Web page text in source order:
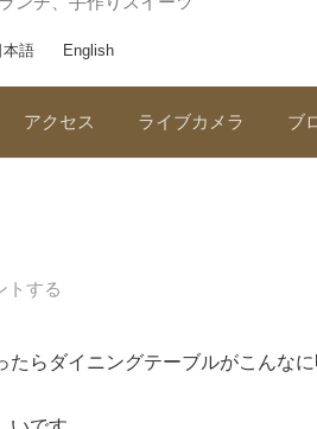
本語 English
アクセス ライブカメラ ブ
トする
らダイニングテーブルがこんなに